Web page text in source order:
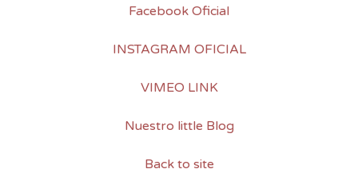
Facebook Oficial
INSTAGRAM OFICIAL
VIMEO LINK
Nuestro little Blog
Back to site